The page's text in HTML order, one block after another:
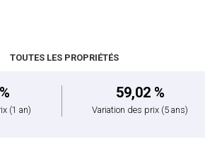
TOUTES LES PROPRIÉTÉS
(1 an)
59,02 %
Variation des prix (5 ans)